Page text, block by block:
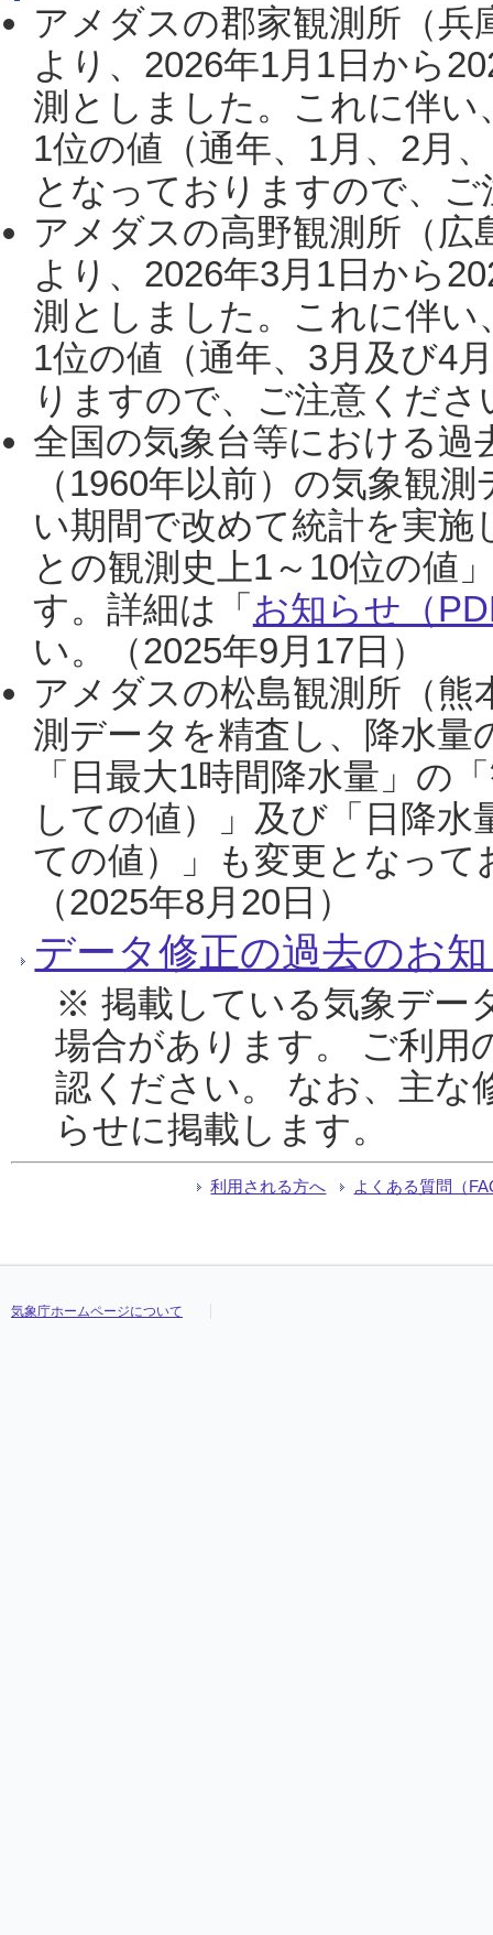
アメダスの郡家観測所（
より、2026年1月1日から
測としました。これに伴い
1位の値（通年、1月、2月
となっておりますので、
アメダスの高野観測所（
より、2026年3月1日から
測としました。これに伴い
1位の値（通年、3月及び4
りますので、ご注意くだ
全国の気象台等における過
（1960年以前）の気象観
い期間で改めて統計を実
との観測史上1～10位の値
す。詳細は「 お知らせ（
い。（2025年9月17日）
アメダスの松島観測所（熊
測データを精査し、降水
「日最大1時間降水量」の
しての値）」及び「日降
ての値）」も変更となっ
（2025年8月20日）
データ修正の過去のお
※ 掲載している気象デー
場合があります。 ご利用
認ください。 なお、主な
らせに掲載します。
利用される方へ よくある質問（
気象庁ホームページについて